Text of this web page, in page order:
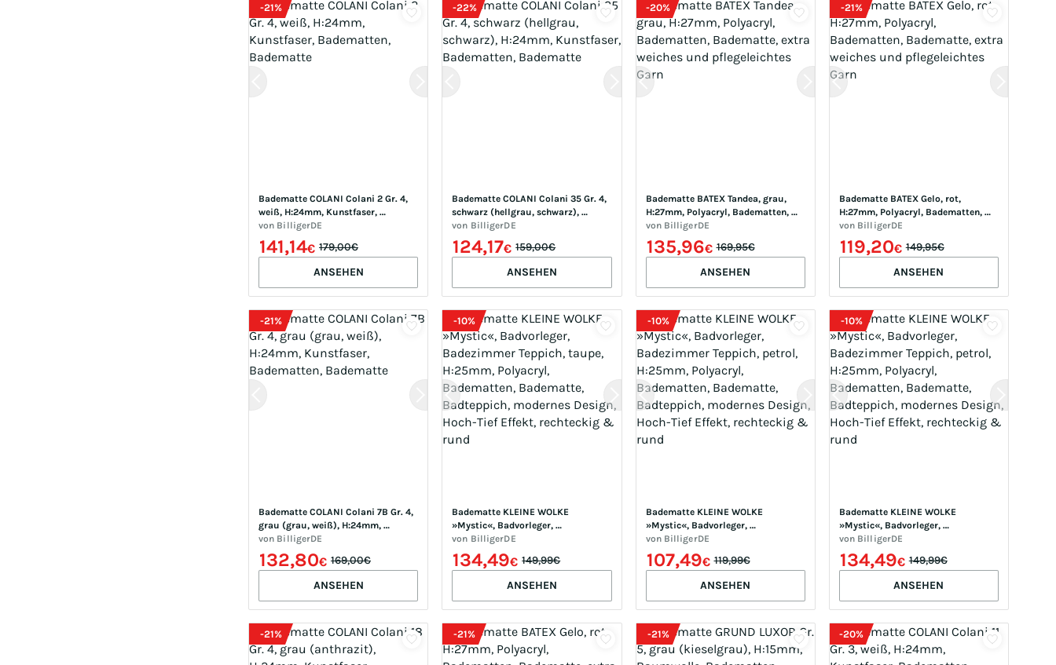
-21%
Badematte COLANI Colani 2 Gr. 4,
weiß, H:24mm, Kunstfaser,
Badematten, Badematte
von BilligerDE
141,14€ 179,00€
ANSEHEN
-22%
Badematte COLANI Colani 35 Gr. 4,
schwarz (hellgrau, schwarz),
H:24mm, Kunstfaser, Badematten,
Badematte
von BilligerDE
124,17€ 159,00€
ANSEHEN
-20%
Badematte BATEX Tandea, grau,
H:27mm, Polyacryl, Badematten,
Badematte, extra weiches und
pflegeleichtes Garn
von BilligerDE
135,96€ 169,95€
ANSEHEN
-21%
Badematte BATEX Gelo, rot,
H:27mm, Polyacryl, Badematten,
Badematte, extra weiches und
pflegeleichtes Garn
von BilligerDE
119,20€ 149,95€
ANSEHEN
-21%
Badematte COLANI Colani 7B Gr. 4,
grau (grau, weiß), H:24mm,
Kunstfaser, Badematten,
Badematte
von BilligerDE
132,80€ 169,00€
ANSEHEN
-10%
Badematte KLEINE WOLKE
»Mystic«, Badvorleger,
Badezimmer Teppich, taupe,
H:25mm, Polyacryl, Badematten,
Badematte, Badteppich, modernes
Design, Hoch-Tief Effekt, rechteckig
von BilligerDE
134,49€ 149,99€
ANSEHEN
-10%
Badematte KLEINE WOLKE
»Mystic«, Badvorleger,
Badezimmer Teppich, petrol,
H:25mm, Polyacryl, Badematten,
Badematte, Badteppich, modernes
Design, Hoch-Tief Effekt, rechteckig
von BilligerDE
107,49€ 119,99€
ANSEHEN
-10%
Badematte KLEINE WOLKE
»Mystic«, Badvorleger,
Badezimmer Teppich, petrol,
H:25mm, Polyacryl, Badematten,
Badematte, Badteppich, modernes
Design, Hoch-Tief Effekt, rechteckig
von BilligerDE
134,49€ 149,99€
ANSEHEN
-21% -21% -21% -20%